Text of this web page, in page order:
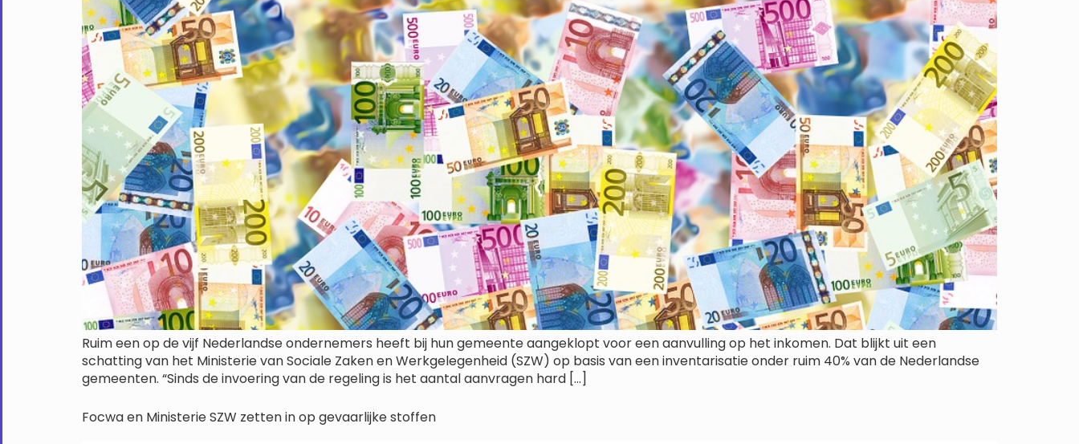
Ruim een op de vijf Nederlandse ondernemers heeft bij hun gemeente aangeklopt voor een aanvulling op het inkomen. Dat blijkt uit een
schatting van het Ministerie van Sociale Zaken en Werkgelegenheid (SZW) op basis van een inventarisatie onder ruim 40% van de Nederlandse
gemeenten. “Sinds de invoering van de regeling is het aantal aanvragen hard […]
Focwa en Ministerie SZW zetten in op gevaarlijke stoffen